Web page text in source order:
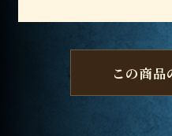
この商